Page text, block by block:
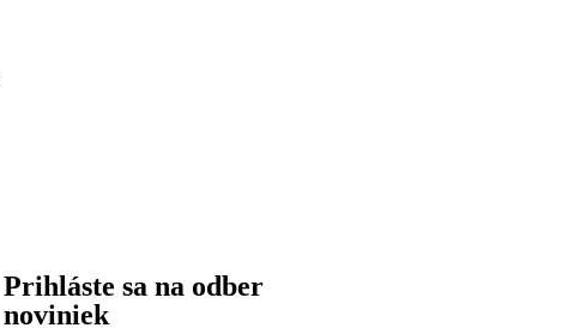
Prihláste sa na odber
noviniek